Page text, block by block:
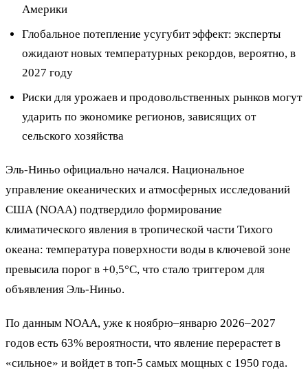
Америки
Глобальное потепление усугубит эффект: эксперты
ожидают новых температурных рекордов, вероятно, в
2027 году
Риски для урожаев и продовольственных рынков могут
ударить по экономике регионов, зависящих от
сельского хозяйства
Эль-Ниньо официально начался. Национальное
управление океанических и атмосферных исследований
США (NOAA) подтвердило формирование
климатического явления в тропической части Тихого
океана: температура поверхности воды в ключевой зоне
превысила порог в +0,5°C, что стало триггером для
объявления Эль-Ниньо.
По данным NOAA, уже к ноябрю–январю 2026–2027
годов есть 63% вероятности, что явление перерастет в
«сильное» и войдет в топ-5 самых мощных с 1950 года.